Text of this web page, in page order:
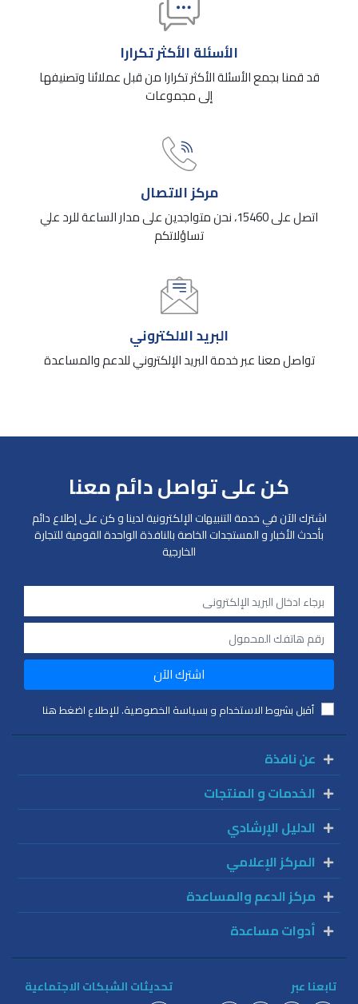
الأسئلة الأكثر تكرارا
قد قمنا بجمع الأسئلة الأكثر تكرارا من قبل عملائنا وتصنيفها
إلى مجموعات
مركز الاتصال
اتصل على 15460، نحن متواجدين على مدار الساعة للرد علي
تساؤلاتكم
البريد الالكتروني
تواصل معنا عبر خدمة البريد الإلكتروني للدعم والمساعدة
كن على تواصل دائم معنا
اشترك الآن في خدمة التنبيهات الإلكترونية لدينا و كن على إطلاع دائم
بأحدث الأخبار و المستجدات الخاصة بالنافذة الواحدة القومية للتجارة
الخارجية
اشترك الآن
أقبل بشروط الاستخدام و بسياسة الخصوصية. للإطلاع اضغط هنا
عن نافذة
الخدمات و المنتجات
الدليل الإرشادي
المركز الإعلامي
مركز الدعم والمساعدة
أدوات مساعدة
تابعنا عبر تحديثات الشبكات الاجتماعية